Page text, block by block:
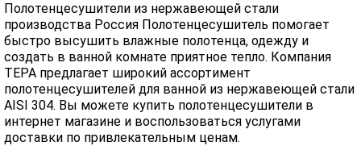
Полотенцесушители из нержавеющей стали
производства Россия Полотенцесушитель помогает
быстро высушить влажные полотенца, одежду и
создать в ванной комнате приятное тепло. Компания
ТЕРА предлагает широкий ассортимент
полотенцесушителей для ванной из нержавеющей стали
AISI 304. Вы можете купить полотенцесушители в
интернет магазине и воспользоваться услугами
доставки по привлекательным ценам.